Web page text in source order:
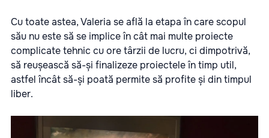
Cu toate astea, Valeria se află la etapa în care scopul
său nu este să se implice în cât mai multe proiecte
complicate tehnic cu ore târzii de lucru, ci dimpotrivă,
să reușească să-și finalizeze proiectele în timp util,
astfel încât să-și poată permite să profite și din timpul
liber.